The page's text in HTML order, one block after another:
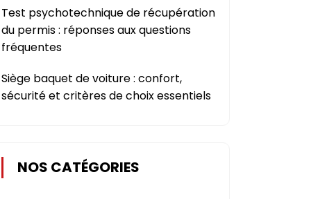
Test psychotechnique de récupération
du permis : réponses aux questions
fréquentes
Siège baquet de voiture : confort,
sécurité et critères de choix essentiels
NOS CATÉGORIES